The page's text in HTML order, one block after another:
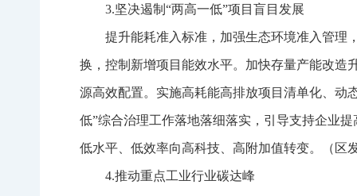
3.坚决遏制“两高一低”项目盲目发展
提升能耗准入标准，加强生态环境准入管理
换，控制新增项目能效水平。加快存量产能改造
源高效配置。实施高耗能高排放项目清单化、动
低”综合治理工作落地落细落实，引导支持企业
低水平、低效率向高科技、高附加值转变。（区
4.推动重点工业行业碳达峰